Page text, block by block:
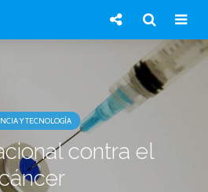
Y TECNOLOGÍA
contra el